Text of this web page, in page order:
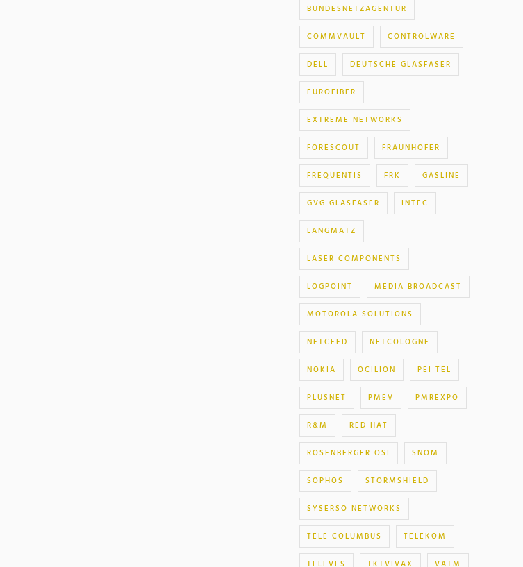
BUNDESNETZAGENTUR
COMMVAULT CONTROLWARE
DELL DEUTSCHE GLASFASER
EUROFIBER
EXTREME NETWORKS
FORESCOUT FRAUNHOFER
FREQUENTIS FRK GASLINE
GVG GLASFASER INTEC
LANGMATZ
LASER COMPONENTS
LOGPOINT MEDIA BROADCAST
MOTOROLA SOLUTIONS
NETCEED NETCOLOGNE
NOKIA OCILION PEI TEL
PLUSNET PMEV PMREXPO
R&M RED HAT
ROSENBERGER OSI SNOM
SOPHOS STORMSHIELD
SYSERSO NETWORKS
TELE COLUMBUS TELEKOM
TELEVES TKTVIVAX VATM